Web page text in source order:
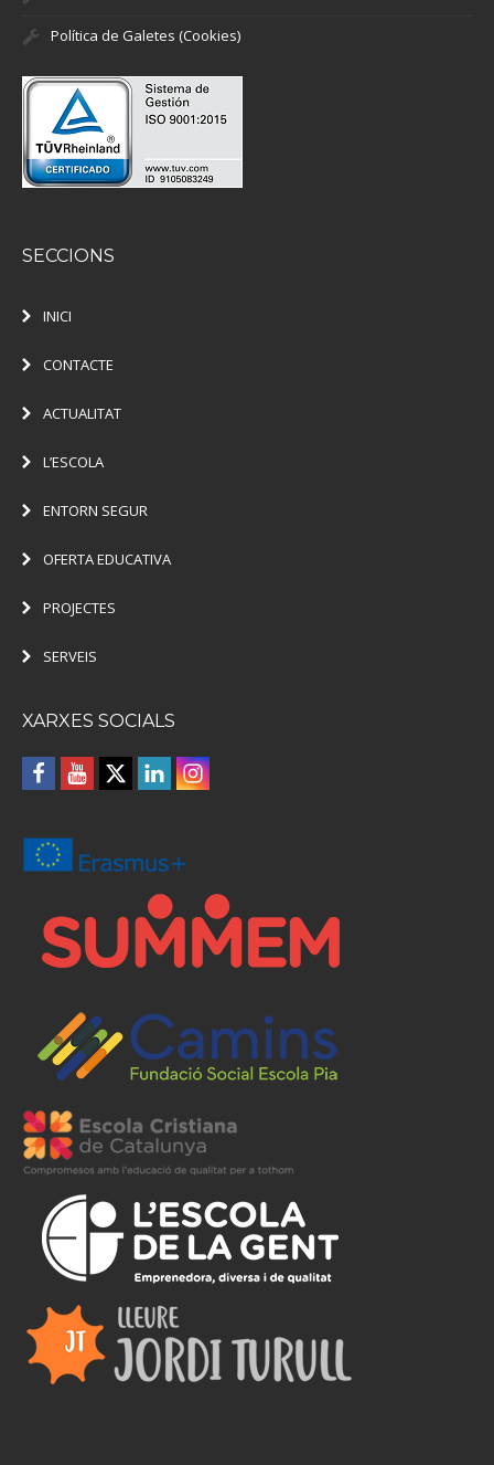
Política de Galetes (Cookies)
SECCIONS
INICI
CONTACTE
ACTUALITAT
L’ESCOLA
ENTORN SEGUR
OFERTA EDUCATIVA
PROJECTES
SERVEIS
XARXES SOCIALS